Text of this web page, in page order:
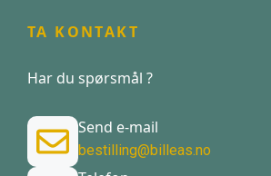
TA KONTAKT
Har du spørsmål ?
Send e-mail
bestilling@billeas.no